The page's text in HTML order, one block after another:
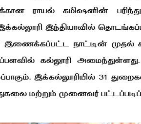
ராயல் கமிஷனின்
இந்தியாவில்
நாட்டின் முதல்
கல்லூரி
இக்கல்லூரியில் 31
மற்றும் முனைவர்